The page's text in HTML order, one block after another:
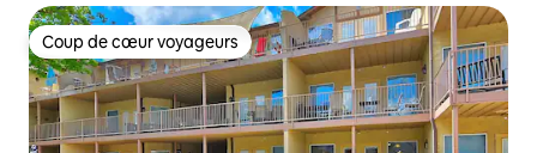
Coup de cœur voyageurs
Coup de cœur voyageurs